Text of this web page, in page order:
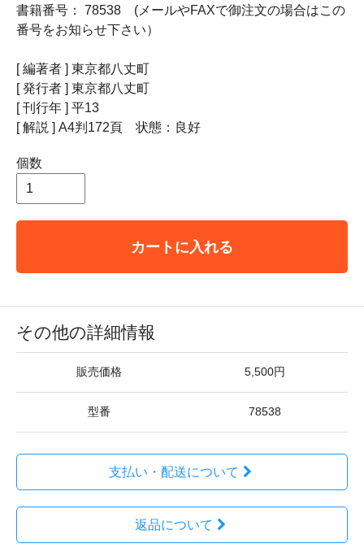
書籍番号： 78538 (メールやFAXで御注文の場合はこの
番号をお知らせ下さい）
[ 編著者 ] 東京都八丈町
[ 発行者 ] 東京都八丈町
[ 刊行年 ] 平13
[ 解説 ] A4判172頁 状態：良好
個数
カートに入れる
その他の詳細情報
販売価格 5,500円
型番 78538
支払い・配送について
返品について